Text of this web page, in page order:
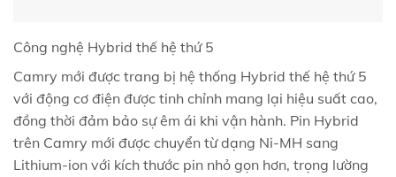
Công nghệ Hybrid thế hệ thứ 5
Camry mới được trang bị hệ thống Hybrid thế hệ thứ 5
với động cơ điện được tinh chỉnh mang lại hiệu suất cao,
đồng thời đảm bảo sự êm ái khi vận hành. Pin Hybrid
trên Camry mới được chuyển từ dạng Ni-MH sang
Lithium-ion với kích thước pin nhỏ gọn hơn, trọng lường